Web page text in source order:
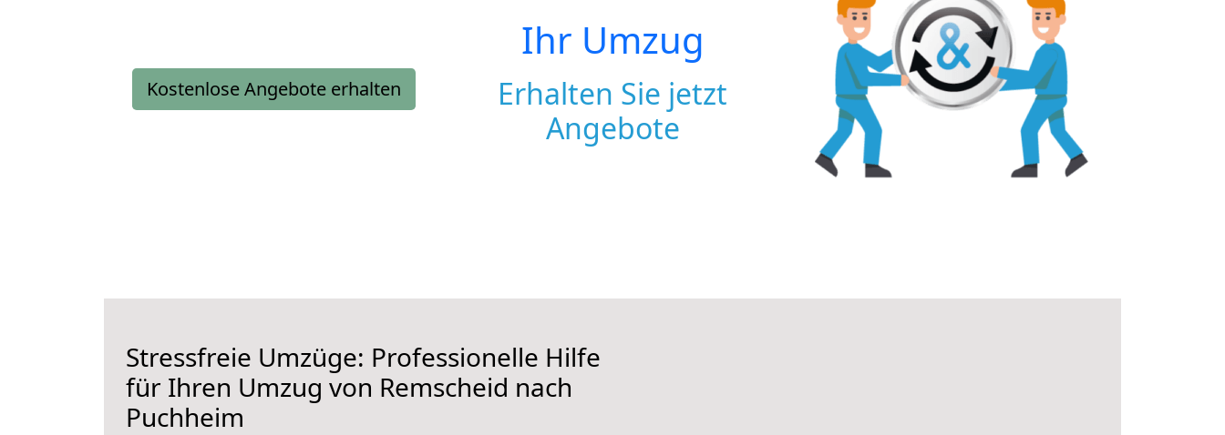
Kostenlose Angebote erhalten
Ihr Umzug
Erhalten Sie jetzt
Angebote
Stressfreie Umzüge: Professionelle Hilfe
für Ihren Umzug von Remscheid nach
Puchheim